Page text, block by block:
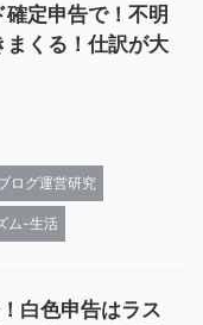
定申告で！不明
まくる！仕訳が大
ログ運営研究
ム-生活
白色申告はラス